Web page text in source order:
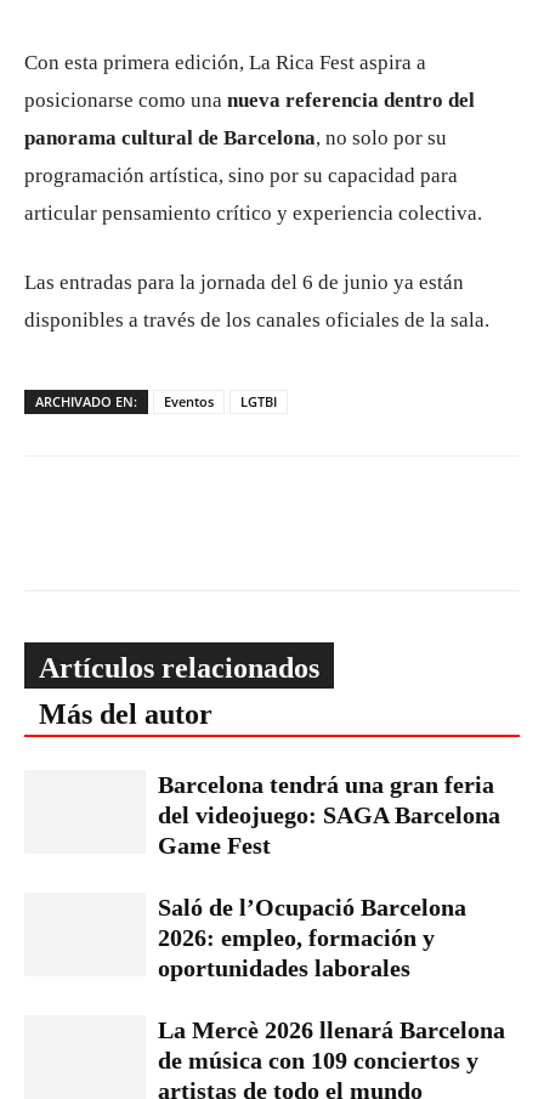
Con esta primera edición, La Rica Fest aspira a
posicionarse como una nueva referencia dentro del
panorama cultural de Barcelona, no solo por su
programación artística, sino por su capacidad para
articular pensamiento crítico y experiencia colectiva.
Las entradas para la jornada del 6 de junio ya están
disponibles a través de los canales oficiales de la sala.
ARCHIVADO EN: Eventos LGTBI
Artículos relacionados
Más del autor
Barcelona tendrá una gran feria
del videojuego: SAGA Barcelona
Game Fest
Saló de l’Ocupació Barcelona
2026: empleo, formación y
oportunidades laborales
La Mercè 2026 llenará Barcelona
de música con 109 conciertos y
artistas de todo el mundo